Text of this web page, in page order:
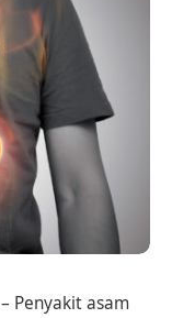
– Penyakit asam